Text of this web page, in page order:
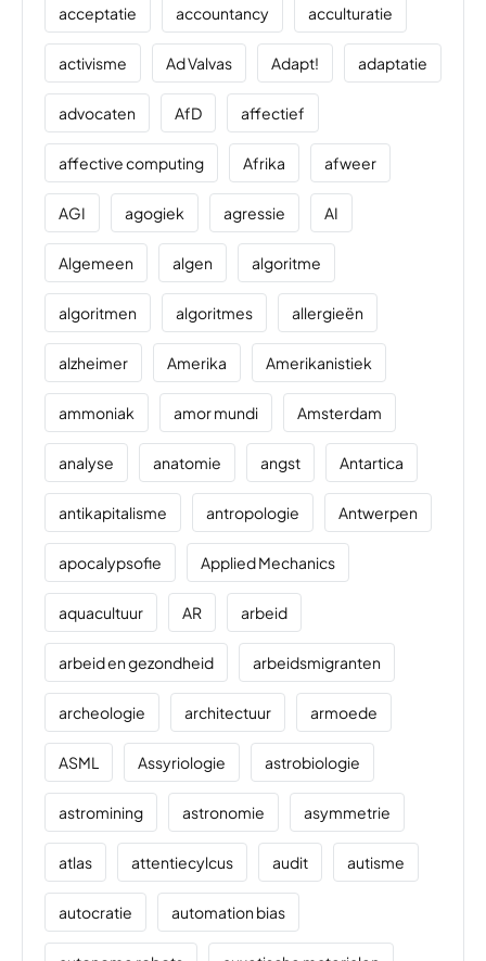
acceptatie accountancy acculturatie
activisme Ad Valvas Adapt! adaptatie
advocaten AfD affectief
affective computing Afrika afweer
AGI agogiek agressie AI
Algemeen algen algoritme
algoritmen algoritmes allergieën
alzheimer Amerika Amerikanistiek
ammoniak amor mundi Amsterdam
analyse anatomie angst Antartica
antikapitalisme antropologie Antwerpen
apocalypsofie Applied Mechanics
aquacultuur AR arbeid
arbeid en gezondheid arbeidsmigranten
archeologie architectuur armoede
ASML Assyriologie astrobiologie
astromining astronomie asymmetrie
atlas attentiecylcus audit autisme
autocratie automation bias